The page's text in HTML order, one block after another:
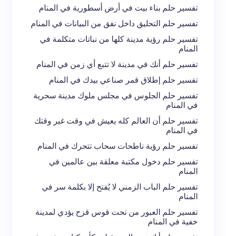
تفسير حلم بناء بيت في أرض أسطورية في المنام
تفسير حلم التحليق داخل نفق من البيانات في المنام
تفسير حلم رؤية مدينة كلها من نباتات متكلمة في
المنام
تفسير حلم أنك في مدينة لا تتبع أي زمن في المنام
تفسير حلم إطلاق قمر صناعي بيدك في المنام
تفسير حلم الجلوس في مجلس ملوك مدينة سحرية
في المنام
تفسير حلم أن العالم كله يعيش في وقت غير وقتك
في المنام
تفسير حلم رؤية ناطحات سحاب تتحرك في المنام
تفسير حلم دخول مكتبة معلقة بين عالمين في
المنام
تفسير حلم الباب الزمني لا يُفتح إلا بكلمة سر في
المنام
تفسير حلم العبور من تحت قوس قزح يؤدي لمدينة
خفية في المنام